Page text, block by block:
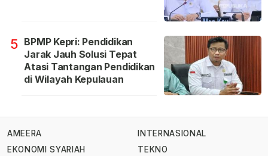
5 BPMP Kepri: Pendidikan
Jarak Jauh Solusi Tepat
Atasi Tantangan Pendidikan
di Wilayah Kepulauan
AMEERA
EKONOMI SYARIAH
INTERNASIONAL
TEKNO